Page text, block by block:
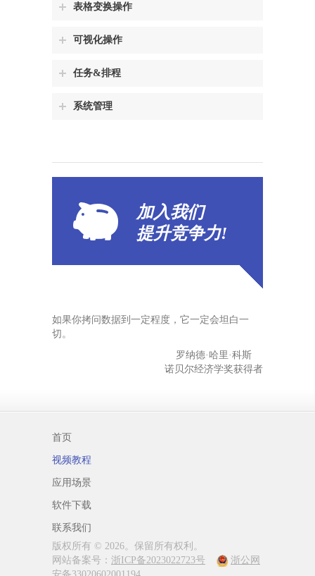
表格变换操作
可视化操作
任务&排程
系统管理
加入我们
提升竞争力!
如果你拷问数据到一定程度，它一定会坦白一
切。
罗纳德·哈里·科斯
诺贝尔经济学奖获得者
首页
视频教程
应用场景
软件下载
联系我们
版权所有 © 2026。保留所有权利。
网站备案号： 浙ICP备2023022723号
浙公网